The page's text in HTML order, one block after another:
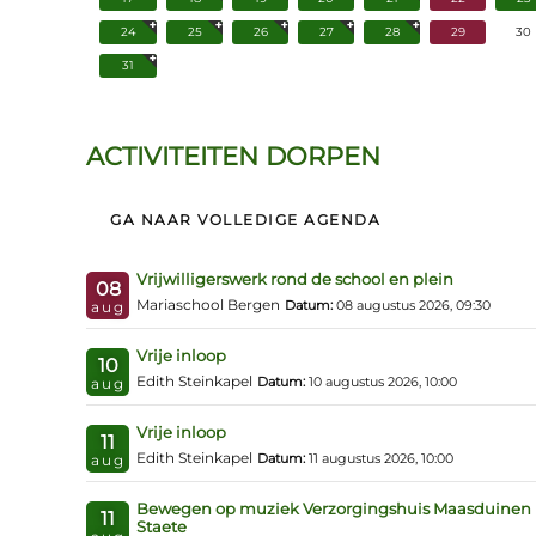
24 25 26 27 28 29 30
31
ACTIVITEITEN DORPEN
GA NAAR VOLLEDIGE AGENDA
08
aug
Vrijwilligerswerk rond de school en plein
Mariaschool Bergen Datum: 08 augustus 2026, 09:30
10
aug
Vrije inloop
Edith Steinkapel Datum: 10 augustus 2026, 10:00
11
aug
Vrije inloop
Edith Steinkapel Datum: 11 augustus 2026, 10:00
11
Bewegen op muziek Verzorgingshuis Maasduinen
Staete